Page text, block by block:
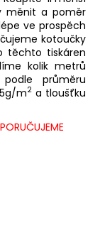
měnit a poměr
ve prospěch
kotoučky
těchto tiskáren
kolik metrů
průměru
m2 a tloušťku